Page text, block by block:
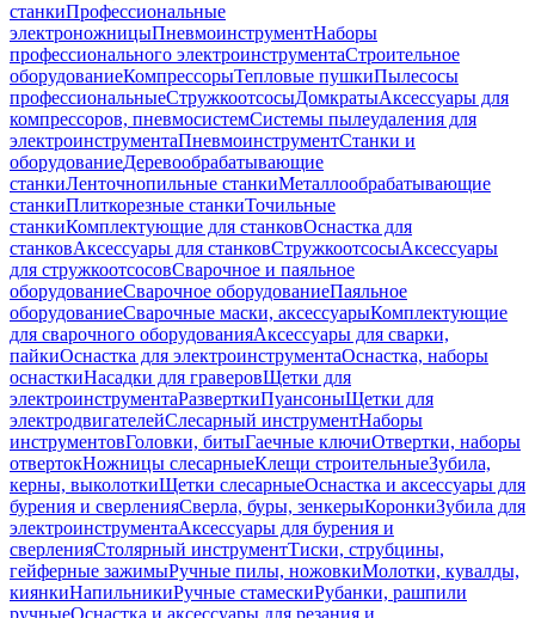
станкиПрофессиональные
электроножницыПневмоинструментНаборы
профессионального электроинструментаСтроительное
оборудованиеКомпрессорыТепловые пушкиПылесосы
профессиональныеСтружкоотсосыДомкратыАксессуары для
компрессоров, пневмосистемСистемы пылеудаления для
электроинструментаПневмоинструментСтанки и
оборудованиеДеревообрабатывающие
станкиЛенточнопильные станкиМеталлообрабатывающие
станкиПлиткорезные станкиТочильные
станкиКомплектующие для станковОснастка для
станковАксессуары для станковСтружкоотсосыАксессуары
для стружкоотсосовСварочное и паяльное
оборудованиеСварочное оборудованиеПаяльное
оборудованиеСварочные маски, аксессуарыКомплектующие
для сварочного оборудованияАксессуары для сварки,
пайкиОснастка для электроинструментаОснастка, наборы
оснасткиНасадки для граверовЩетки для
электроинструментаРазверткиПуансоныЩетки для
электродвигателейСлесарный инструментНаборы
инструментовГоловки, битыГаечные ключиОтвертки, наборы
отвертокНожницы слесарныеКлещи строительныеЗубила,
керны, выколоткиЩетки слесарныеОснастка и аксессуары для
бурения и сверленияСверла, буры, зенкерыКоронкиЗубила для
электроинструментаАксессуары для бурения и
сверленияСтолярный инструментТиски, струбцины,
гейферные зажимыРучные пилы, ножовкиМолотки, кувалды,
киянкиНапильникиРучные стамескиРубанки, рашпили
ручныеОснастка и аксессуары для резания и